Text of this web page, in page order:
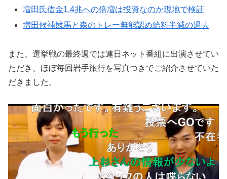
増田氏借金1.4兆への倍増は投資なのか現地で検証
増田候補競馬と森のトレー無能認め給料半減の過去
また、選挙戦の最終週では連日ネット番組に出演させてい
ただき、ほぼ毎回岩手旅行を写真つきでご紹介させていた
だきました。